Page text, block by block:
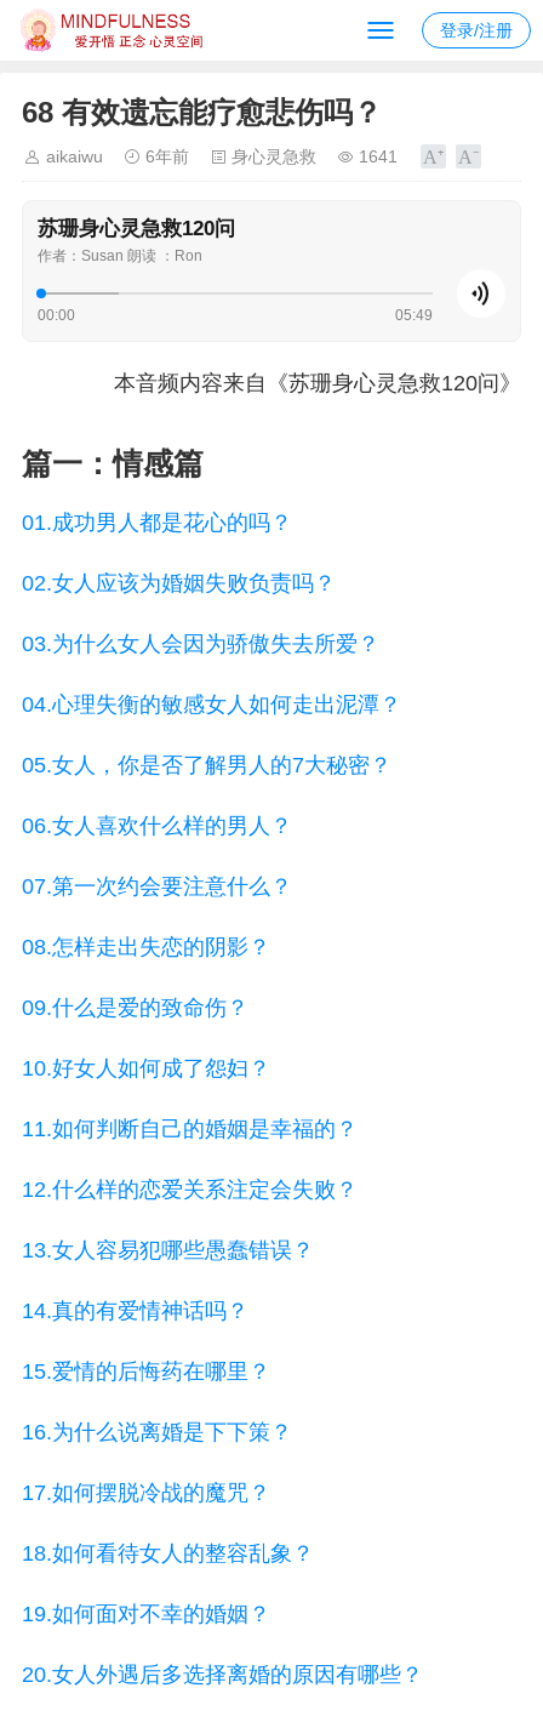
登录/注册
68 有效遗忘能疗愈悲伤吗？
aikaiwu 6年前 身心灵急救 1641
苏珊身心灵急救120问
作者：Susan 朗读 ：Ron
00:00 05:49
本音频内容来自《苏珊身心灵急救120问》
篇一：情感篇
01.成功男人都是花心的吗？
02.女人应该为婚姻失败负责吗？
03.为什么女人会因为骄傲失去所爱？
04.心理失衡的敏感女人如何走出泥潭？
05.女人，你是否了解男人的7大秘密？
06.女人喜欢什么样的男人？
07.第一次约会要注意什么？
08.怎样走出失恋的阴影？
09.什么是爱的致命伤？
10.好女人如何成了怨妇？
11.如何判断自己的婚姻是幸福的？
12.什么样的恋爱关系注定会失败？
13.女人容易犯哪些愚蠢错误？
14.真的有爱情神话吗？
15.爱情的后悔药在哪里？
16.为什么说离婚是下下策？
17.如何摆脱冷战的魔咒？
18.如何看待女人的整容乱象？
19.如何面对不幸的婚姻？
20.女人外遇后多选择离婚的原因有哪些？